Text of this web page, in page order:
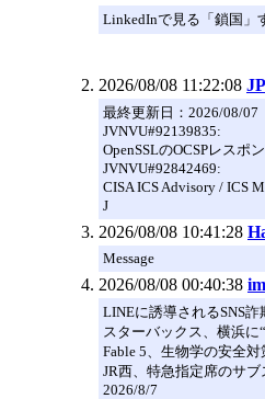
LinkedInで見る「鎖国」
2026/08/08 11:22:08
最終更新日：2026/08/07
JVNVU#92139835:
OpenSSLのOCSPレスポ
JVNVU#92842469:
CISA ICS Advisory / ICS
J
2026/08/08 10:41:28
Message
2026/08/08 00:40:38
LINEに誘導されるSNS詐
スターバックス、横浜に
Fable 5、生物学の安全
JR西、特急指定席のサ
2026/8/7